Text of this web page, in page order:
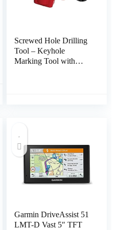
Screwed Hole Drilling
Tool – Keyhole
Marking Tool with
Garmin DriveAssist 51
LMT-D Vast 5″ TFT